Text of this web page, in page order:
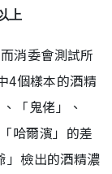
上
消委會測試所
4個樣本的酒精
「鬼佬」、
哈爾濱」的差
」檢出的酒精濃